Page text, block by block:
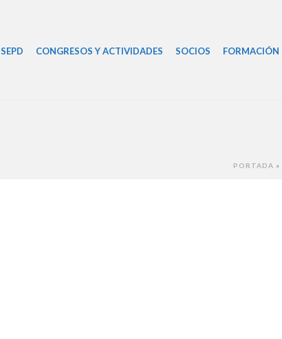
SEPD CONGRESOS Y ACTIVIDADES SOCIOS FORMACIÓN
PORTADA »